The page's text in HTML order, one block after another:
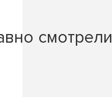
смотрели